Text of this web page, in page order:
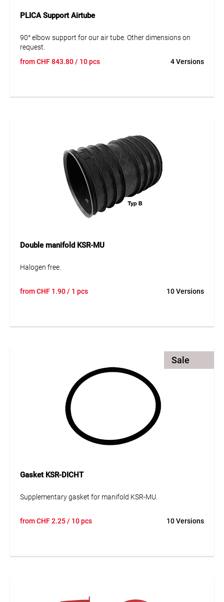
PLICA Support Airtube
90° elbow support for our air tube. Other dimensions on
request.
fromCHF843.80/ 10 pcs 4 Versions
Double manifold KSR-MU
Halogen free.
fromCHF 1.90/ 1 pcs 10 Versions
Sale
Gasket KSR-DICHT
Supplementary gasket for manifold KSR-MU.
fromCHF2.25/ 10 pcs 10 Versions